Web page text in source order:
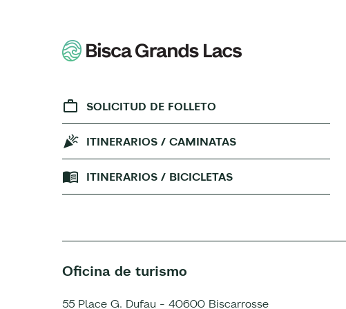
SOLICITUD DE FOLLETO
ITINERARIOS / CAMINATAS
ITINERARIOS / BICICLETAS
Oficina de turismo
55 Place G. Dufau - 40600 Biscarrosse